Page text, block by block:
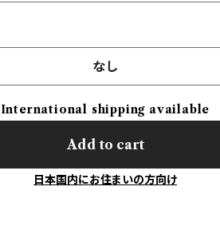
なし
International shipping available
Add to cart
日本国内にお住まいの方向け